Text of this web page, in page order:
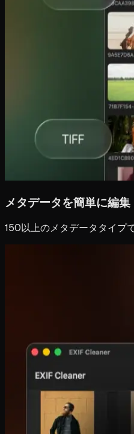
メタデータを簡単に編集
150以上のメタデータタイプ